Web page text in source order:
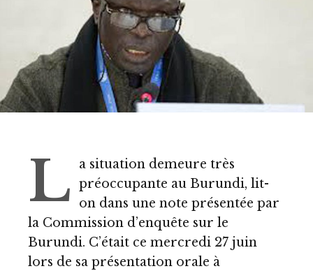
L
a situation demeure très
préoccupante au Burundi, lit-
on dans une note présentée par
la Commission d’enquête sur le
Burundi. C’était ce mercredi 27 juin
lors de sa présentation orale à